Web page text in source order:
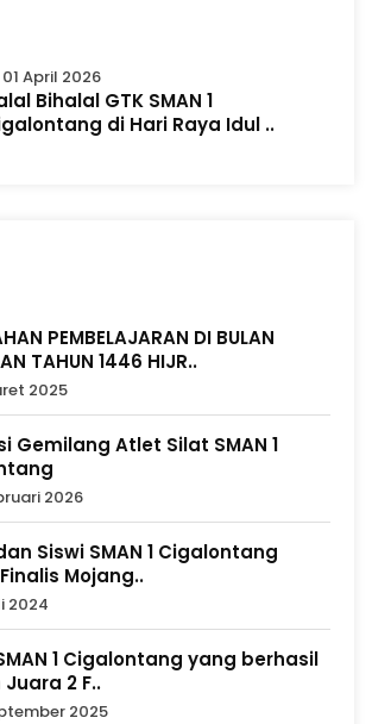
01 April 2026
Bihalal GTK SMAN 1
di Hari Raya Idul ..
PEMBELAJARAN DI BULAN
TAHUN 1446 HIJR..
2025
Gemilang Atlet Silat SMAN 1
2026
Siswi SMAN 1 Cigalontang
Mojang..
2024
1 Cigalontang yang berhasil
2 F..
2025